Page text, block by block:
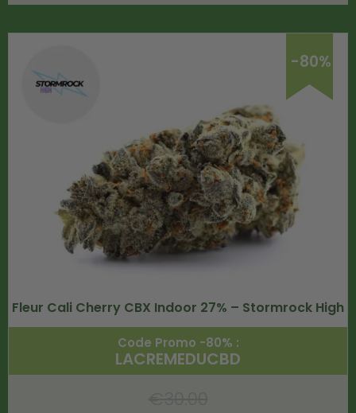
-80%
Fleur Cali Cherry CBX Indoor 27% – Stormrock High
Code Promo -80% :
LACREMEDUCBD